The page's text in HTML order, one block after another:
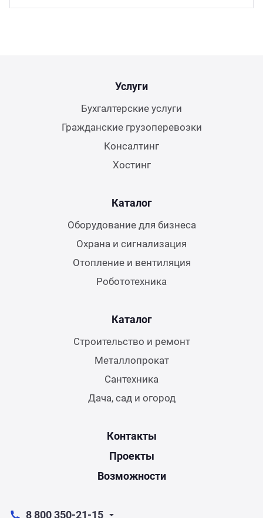
Услуги
Бухгалтерские услуги
Гражданские грузоперевозки
Консалтинг
Хостинг
Каталог
Оборудование для бизнеса
Охрана и сигнализация
Отопление и вентиляция
Робототехника
Каталог
Строительство и ремонт
Металлопрокат
Сантехника
Дача, сад и огород
Контакты
Проекты
Возможности
8 800 350-21-15